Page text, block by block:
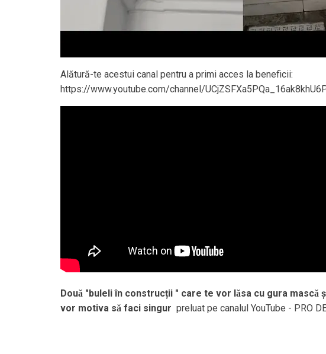
Alătură-te acestui canal pentru a primi acces la beneficii:
https://www.youtube.com/channel/
Douǎ "buleli în construcții " care te vor lǎsa cu gura mascǎ
vor motiva sǎ faci singur preluat pe canalul YouTube - PRO